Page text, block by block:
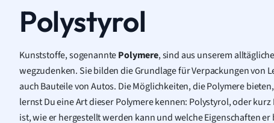
Polystyrol
Kunststoffe, sogenanntePolymere, sind aus unserem
wegzudenken. Sie bilden die Grundlage für Verpackungen von
auch Bauteile von Autos. Die Möglichkeiten, die Polymere
lernst Du eine Art dieser Polymere kennen: Polystyrol, oder
ist, wie er hergestellt werden kann und welche Eigenschaften